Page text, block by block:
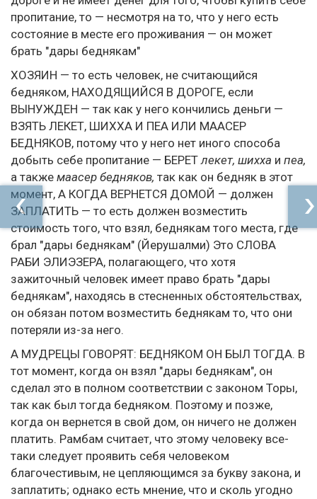
пропитание, то — несмотря на то, что у него есть
состояние в месте его проживания — он может
брать "дары беднякам"
ХОЗЯИН — то есть человек, не считающийся
бедняком, НАХОДЯЩИЙСЯ В ДОРОГЕ, если
ВЫНУЖДЕН — так как у него кончились деньги —
ВЗЯТЬ ЛЕКЕТ, ШИХХА И ПЕА ИЛИ МААСЕР
БЕДНЯКОВ, потому что у него нет иного способа
добыть себе пропитание — БЕРЕТлекет, шихха и пеа,
а также маасер бедняков, так как он бедняк в этот
момент, А КОГДА ВЕРНЕТСЯ ДОМОЙ — должен
ЗАПЛАТИТЬ — то есть должен возместить
стоимость того, что взял, беднякам того места, где
брал "дары беднякам" (Йерушалми) Это СЛОВА
РАБИ ЭЛИЭЗЕРА, полагающего, что хотя
зажиточный человек имеет право брать "дары
беднякам", находясь в стесненных обстоятельствах,
он обязан потом возместить беднякам то, что они
потеряли из-за него.
А МУДРЕЦЫ ГОВОРЯТ: БЕДНЯКОМ ОН БЫЛ ТОГДА. В
тот момент, когда он взял "дары беднякам", он
сделал это в полном соответствии с законом Торы,
так как был тогда бедняком. Поэтому и позже,
когда он вернется в свой дом, он ничего не должен
платить. Рамбам считает, что этому человеку все-
таки следует проявить себя человеком
благочестивым, не цепляющимся за букву закона, и
заплатить; однако есть мнение, что и сколь угодно